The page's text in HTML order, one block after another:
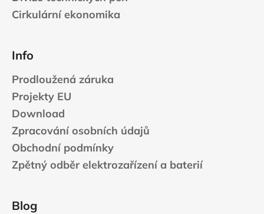
Cirkulární ekonomika
Info
Prodloužená záruka
Projekty EU
Download
Zpracování osobních údajů
Obchodní podmínky
Zpětný odběr elektrozařízení a baterií
Blog